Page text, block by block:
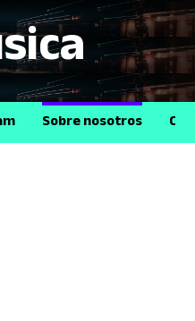
Sobre nosotros